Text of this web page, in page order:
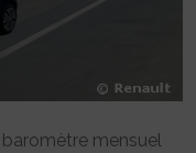
baromètre mensuel